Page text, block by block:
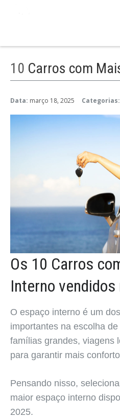
10 Carros com
Data: março 18, 2025 Categorias:
Os 10 Carros
Interno vendidos
O espaço interno é um
importantes na escolha
famílias grandes, viagens
para garantir mais
Pensando nisso,
maior espaço interno
2025.